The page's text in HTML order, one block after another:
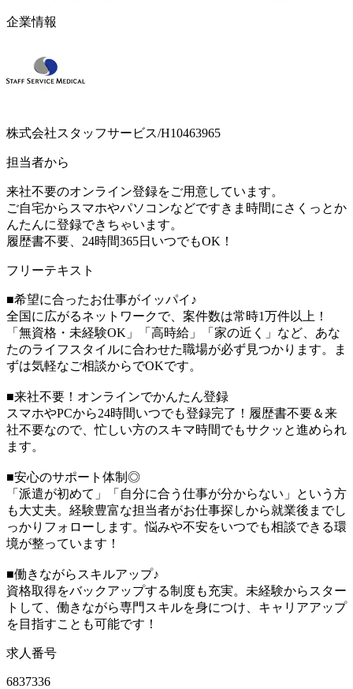
企業情報
株式会社スタッフサービス/H10463965
担当者から
来社不要のオンライン登録をご用意しています。
ご自宅からスマホやパソコンなどですきま時間にさくっとか
んたんに登録できちゃいます。
履歴書不要、24時間365日いつでもOK！
フリーテキスト
■希望に合ったお仕事がイッパイ♪
全国に広がるネットワークで、案件数は常時1万件以上！
「無資格・未経験OK」「高時給」「家の近く」など、あな
たのライフスタイルに合わせた職場が必ず見つかります。ま
ずは気軽なご相談からでOKです。
■来社不要！オンラインでかんたん登録
スマホやPCから24時間いつでも登録完了！履歴書不要＆来
社不要なので、忙しい方のスキマ時間でもサクッと進められ
ます。
■安心のサポート体制◎
「派遣が初めて」「自分に合う仕事が分からない」という方
も大丈夫。経験豊富な担当者がお仕事探しから就業後までし
っかりフォローします。悩みや不安をいつでも相談できる環
境が整っています！
■働きながらスキルアップ♪
資格取得をバックアップする制度も充実。未経験からスター
トして、働きながら専門スキルを身につけ、キャリアアップ
を目指すことも可能です！
求人番号
6837336